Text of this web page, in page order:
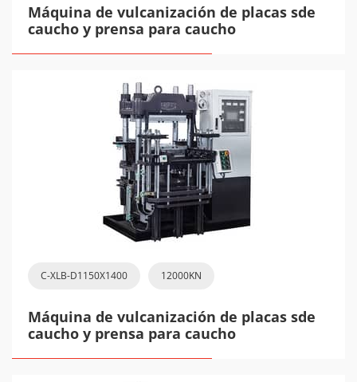
Máquina de vulcanización de placas sde
caucho y prensa para caucho
C-XLB-D1150X1400 12000KN
Máquina de vulcanización de placas sde
caucho y prensa para caucho